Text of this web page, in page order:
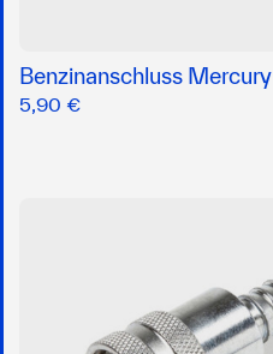
Benzinanschluss Mercury
5,90 €